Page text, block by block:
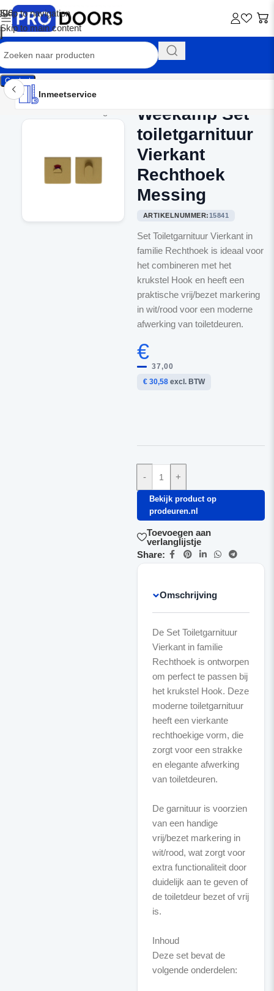
Skip to navigation
Skip to main content
Contact
Inmeetservice
Montageservice
Advies op maat
Showroom
Inmeetservice
Weekamp Set
toiletgarnituur
Vierkant
Rechthoek
Messing
ARTIKELNUMMER:15841
Set Toiletgarnituur Vierkant in
familie Rechthoek is ideaal voor
het combineren met het
krukstel Hook en heeft een
praktische vrij/bezet markering
in wit/rood voor een moderne
afwerking van toiletdeuren.
€
37,00
€ 30,58excl. BTW
- +
Bekijk product op
prodeuren.nl
Toevoegen aan
verlanglijstje
Share:
Omschrijving
De Set Toiletgarnituur
Vierkant in familie
Rechthoek is ontworpen
om perfect te passen bij
het krukstel Hook. Deze
moderne toiletgarnituur
heeft een vierkante
rechthoekige vorm, die
zorgt voor een strakke
en elegante afwerking
van toiletdeuren.
De garnituur is voorzien
van een handige
vrij/bezet markering in
wit/rood, wat zorgt voor
extra functionaliteit door
duidelijk aan te geven of
de toiletdeur bezet of vrij
is.
Inhoud
Deze set bevat de
volgende onderdelen: